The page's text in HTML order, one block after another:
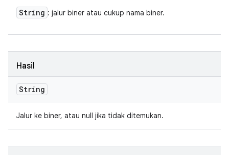
String : jalur biner atau cukup nama biner.
Hasil
String
Jalur ke biner, atau null jika tidak ditemukan.